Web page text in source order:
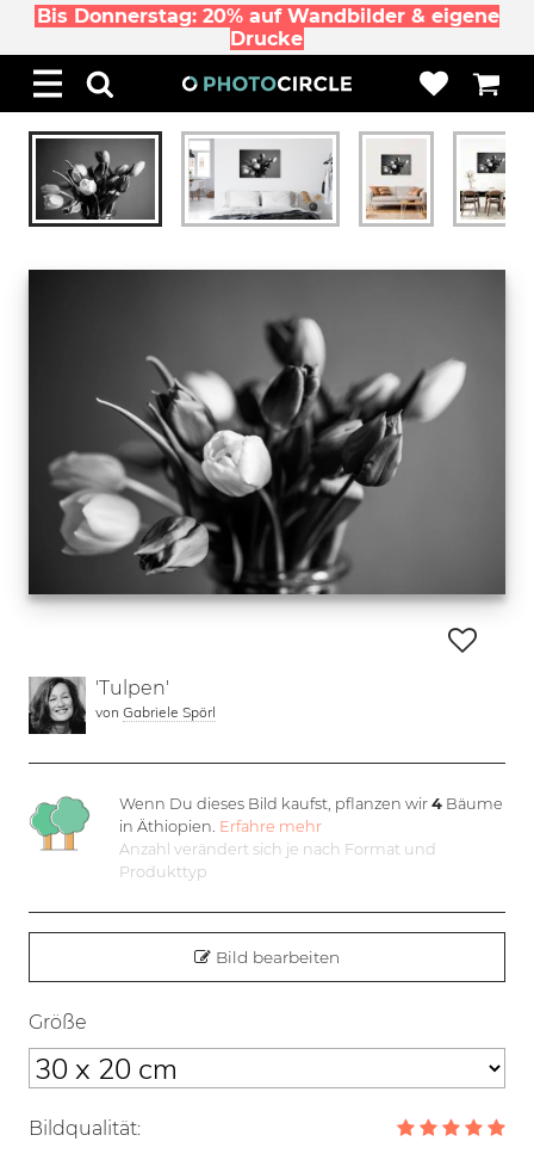
Bis Donnerstag: 20% auf Wandbilder & eigene
Drucke
'Tulpen'
von Gabriele Spörl
Wenn Du dieses Bild kaufst, pflanzen wir4 Bäume
in Äthiopien. Erfahre mehr
Anzahl verändert sich je nach Format und
Produkttyp
Bild bearbeiten
Größe
Bildqualität: